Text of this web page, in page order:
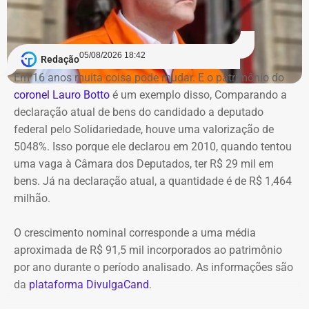
campo teria vistoriado apenas 0,5% dos imóveis
previstos, sob a justificativa de falta de autorização para
acesso.
Na avaliação dos auditores, o conjunto das evidências
aponta indícios relevantes de irregularidades na execução
e fiscalização contratual, além de fragilidades na
confiabilidade das informações produzidas. O relatório
foi encaminhado ao Ministério Público, ao Tribunal de
Contas e ao Conselho Administrativo de Defesa
Econômica (Cade).
Nova gestão amplia pente-fino no
instituto
As novas suspeitas surgem menos de um mês após o
Apesar da interdição de um trecho da via, ainda de
acordo com o Centro de Operações, não houve alterações
na circulação de ônibus pela região. Ainda segundo o
COR, uma faixa de rolamento da pista está ocupada para
que os bombeiros possam atuar no combate às chamas.
Equipes do quartel do Grajaú do Corpo de Bombeiros
seguem no local trabalhando para controlar o incêndio.
Até o momento, não há informação sobre feridos.
Também não se sabe o que causou o fogo na área.
Redação05/08/2026 18:42
Em 16 anos muita coisa pode mudar. E o patrimônio do
coronel Lauro Botto é um exemplo disso, Comparando a
declaração atual de bens do candidado a deputado
federal pelo Solidariedade, houve uma valorização de
5048%. Isso porque ele declarou em 2010, quando tentou
uma vaga à Câmara dos Deputados, ter R$ 29 mil em
bens. Já na declaração atual, a quantidade é de R$ 1,464
milhão.
O crescimento nominal corresponde a uma média
aproximada de R$ 91,5 mil incorporados ao patrimônio
por ano durante o período analisado. As informações são
da plataforma DivulgaCand.